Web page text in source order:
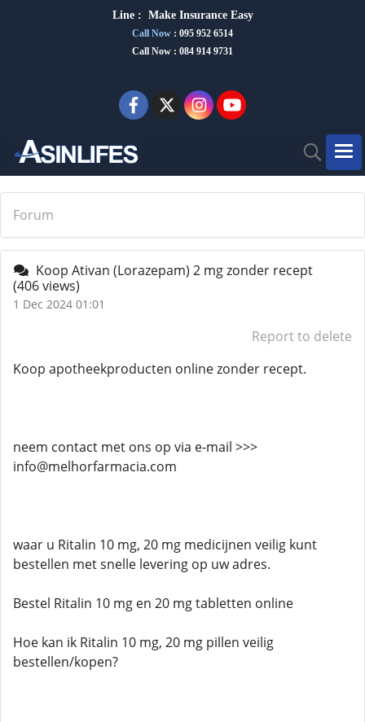
Line : Make Insurance Easy
Call Now : 095 952 6514
Call Now : 084 914 9731
Forum
Koop Ativan (Lorazepam) 2 mg zonder recept
(406 views)
1 Dec 2024 01:01
Report to delete
Koop apotheekproducten online zonder recept.
neem contact met ons op via e-mail >>>
info@melhorfarmacia.com
waar u Ritalin 10 mg, 20 mg medicijnen veilig kunt
bestellen met snelle levering op uw adres.
Bestel Ritalin 10 mg en 20 mg tabletten online
Hoe kan ik Ritalin 10 mg, 20 mg pillen veilig
bestellen/kopen?